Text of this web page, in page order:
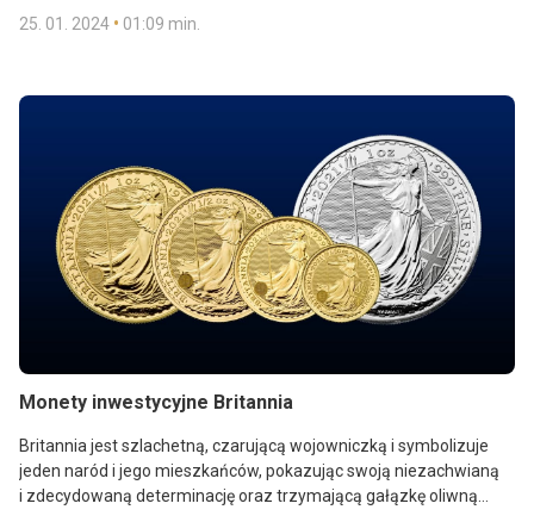
o wadze do 100 g z motywem Fortuny są najlepiej sprzedającymi
metali szlachetnych.
25. 01. 2024 • 01:09 min.
Monety inwestycyjne Britannia
Britannia jest szlachetną, czarującą wojowniczką i symbolizuje
jeden naród i jego mieszkańców, pokazując swoją niezachwianą
i zdecydowaną determinację oraz trzymającą gałązkę oliwną